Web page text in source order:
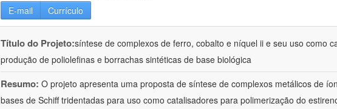
E-mail Currículo
Título do Projeto:síntese de complexos de ferro, cobalto e níquel ii e seu uso como
produção de poliolefinas e borrachas sintéticas de base biológica
Resumo: O projeto apresenta uma proposta de síntese de complexos metálicos de
bases de Schiff tridentadas para uso como catalisadores para polimerização do